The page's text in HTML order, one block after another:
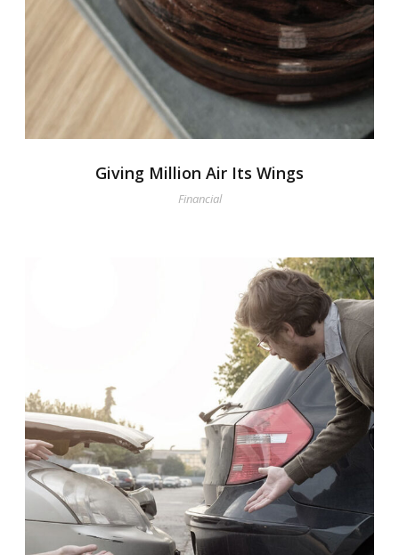
Giving Million Air Its Wings
Financial